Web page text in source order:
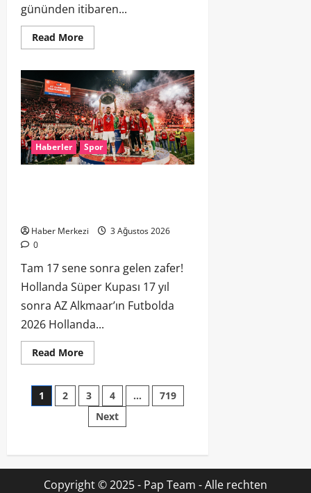
gününden itibaren...
Read More
Haberler Spor
Haber Merkezi
3 Ağustos 2026
0
Tam 17 sene sonra gelen zafer!
Hollanda Süper Kupası 17 yıl
sonra AZ Alkmaar’ın Futbolda
2026 Hollanda...
Read More
1 2 3 4 …
719
Next
Copyright © 2025 - Pap Team - Alle rechten